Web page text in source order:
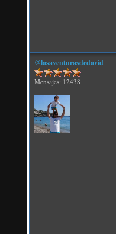
@lasaventurasdedavid
Mensajes: 12438